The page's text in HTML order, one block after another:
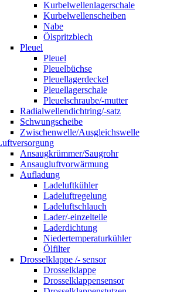
Kurbelwellenlagerschale
Kurbelwellenscheiben
Nabe
Ölspritzblech
Pleuel
Pleuel
Pleuelbüchse
Pleuellagerdeckel
Pleuellagerschale
Pleuelschraube/-mutter
Radialwellendichtring/-satz
Schwungscheibe
Zwischenwelle/Ausgleichswelle
Ansaugkrümmer/Saugrohr
Ansaugluftvorwärmung
Aufladung
Ladeluftkühler
Ladeluftregelung
Ladeluftschlauch
Lader/-einzelteile
Laderdichtung
Niedertemperaturkühler
Ölfilter
Drosselklappe /- sensor
Drosselklappe
Drosselklappensensor